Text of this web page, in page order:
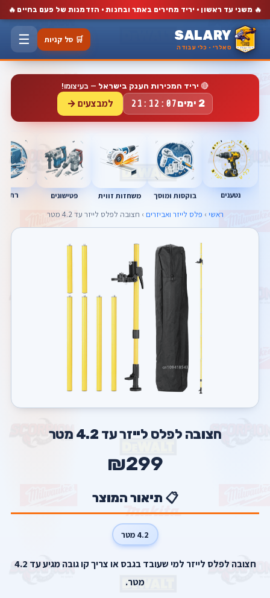
🔥 משני עד ראשון · יריד מחירים באתר ובחנות · הזדמנות של פעם בחיים🔥
SALARY
סאלרי · כלי עבודה
🛒 סל קניות ☰
🔴 יריד המכירות הענק בישראל — בעיצומו!
2 ימים 21:12:06 למבצעים →
נטענים בוקסות ומוסך משחזות זווית פטישונים
ראשי › פלס לייזר ואביזרים › חצובה לפלס לייזר עד 4.2 מטר
חצובה לפלס לייזר עד 4.2 מטר
₪299
📋 תיאור המוצר
4.2 מטר
חצובה לפלס לייזר למי שעובד בגבס או צריך קו גובה מגיע עד 4.2
מטר.